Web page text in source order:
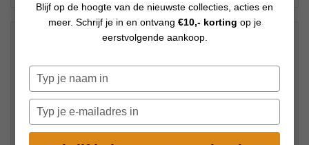
Blijf op de hoogte van de nieuwste collecties, acties en
meer. Schrijf je in en ontvang €10,- korting op je
eerstvolgende aankoop.
Typ
je
naam
Typ
je
e-
Promo op 'Trollbeads sieraden' - 50 %
€24,50
49,00
Op voorraad